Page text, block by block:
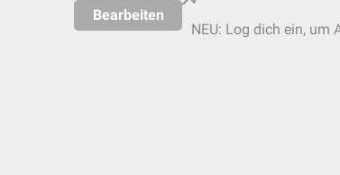
Bearbeiten
NEU: Log dich ein, um